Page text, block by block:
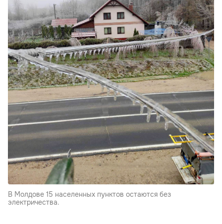
В Молдове 15 населенных пунктов остаются без
электричества.